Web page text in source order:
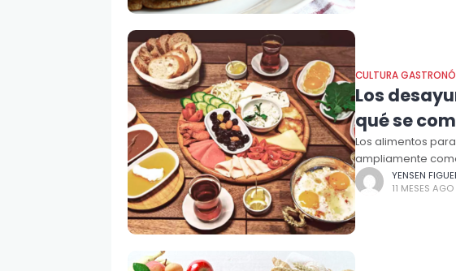
CULTURA
Los
qué se
Los alimentos
ampliamente
YENSEN
11 MESES AGO